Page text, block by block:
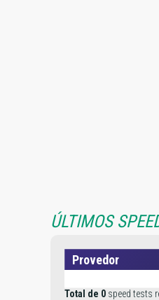
ÚLTIMOS
Provedor
Total de 0 speed tests